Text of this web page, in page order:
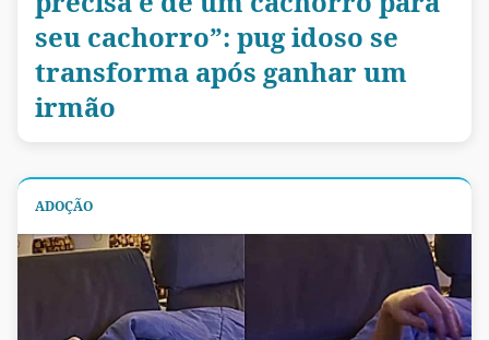
seu cachorro”: pug idoso se
transforma após ganhar um
irmão
ADOÇÃO